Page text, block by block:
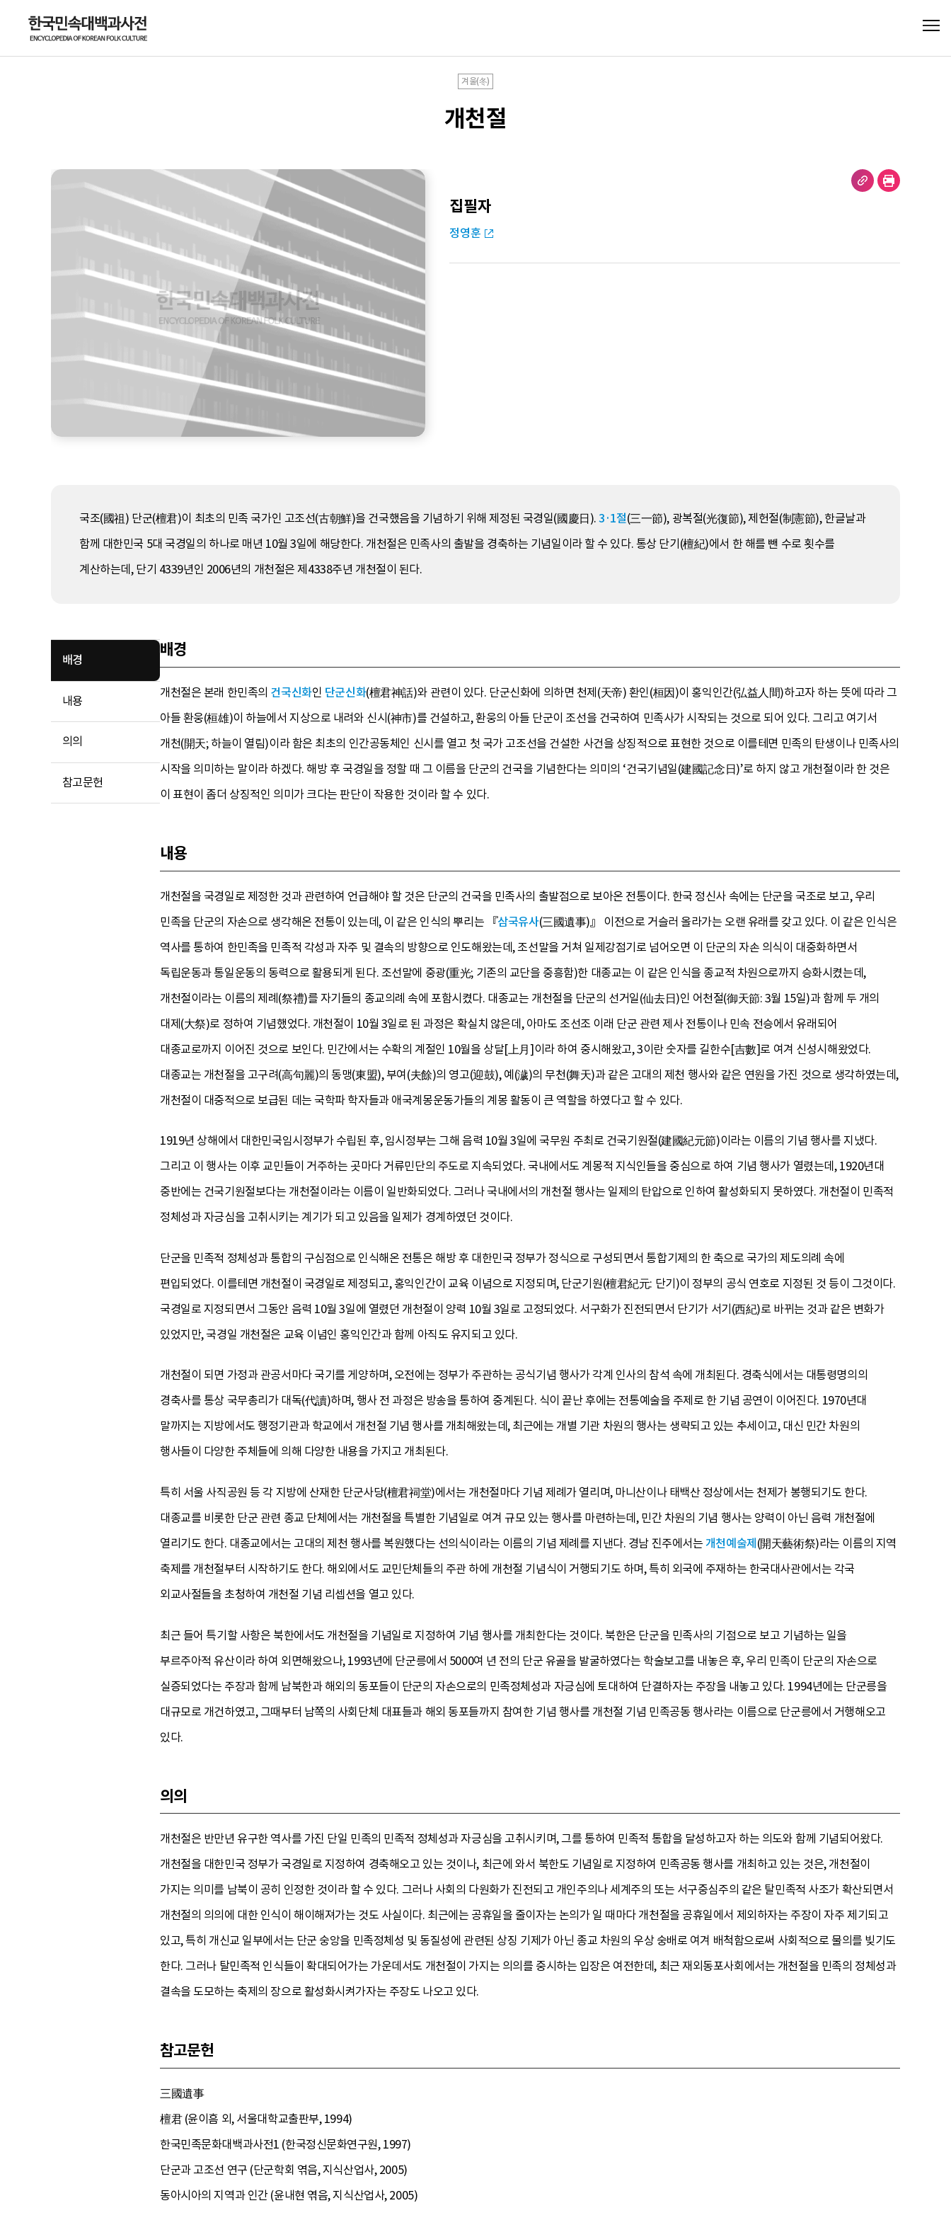
겨울(冬)
개천절
집필자
정영훈
국조(國祖) 단군(檀君)이 최초의 민족 국가인 고조선(古朝鮮)을 건국했음을 기념하기 위해 제정된 국경일(國慶日).3·1절(三一節), 광복절(光復節), 제헌절(制憲節), 한글날과
함께 대한민국 5대 국경일의 하나로 매년 10월 3일에 해당한다. 개천절은 민족사의 출발을 경축하는 기념일이라 할 수 있다. 통상 단기(檀紀)에서 한 해를 뺀 수로 횟수를
계산하는데, 단기 4339년인 2006년의 개천절은 제4338주년 개천절이 된다.
배경
내용
의의
참고문헌
배경
개천절은 본래 한민족의 건국신화인 단군신화(檀君神話)와 관련이 있다. 단군신화에 의하면 천제(天帝) 환인(桓因)이 홍익인간(弘益人間)하고자 하는 뜻에 따라 그
아들 환웅(桓雄)이 하늘에서 지상으로 내려와 신시(神市)를 건설하고, 환웅의 아들 단군이 조선을 건국하여 민족사가 시작되는 것으로 되어 있다. 그리고 여기서
개천(開天; 하늘이 열림)이라 함은 최초의 인간공동체인 신시를 열고 첫 국가 고조선을 건설한 사건을 상징적으로 표현한 것으로 이를테면 민족의 탄생이나 민족사의
시작을 의미하는 말이라 하겠다. 해방 후 국경일을 정할 때 그 이름을 단군의 건국을 기념한다는 의미의 ‘건국기념일(建國記念日)’로 하지 않고 개천절이라 한 것은
이 표현이 좀더 상징적인 의미가 크다는 판단이 작용한 것이라 할 수 있다.
내용
개천절을 국경일로 제정한 것과 관련하여 언급해야 할 것은 단군의 건국을 민족사의 출발점으로 보아온 전통이다. 한국 정신사 속에는 단군을 국조로 보고, 우리
민족을 단군의 자손으로 생각해온 전통이 있는데, 이 같은 인식의 뿌리는 『삼국유사(三國遺事)』 이전으로 거슬러 올라가는 오랜 유래를 갖고 있다. 이 같은 인식은
역사를 통하여 한민족을 민족적 각성과 자주 및 결속의 방향으로 인도해왔는데, 조선말을 거쳐 일제강점기로 넘어오면 이 단군의 자손 의식이 대중화하면서
독립운동과 통일운동의 동력으로 활용되게 된다. 조선말에 중광(重光; 기존의 교단을 중흥함)한 대종교는 이 같은 인식을 종교적 차원으로까지 승화시켰는데,
개천절이라는 이름의 제례(祭禮)를 자기들의 종교의례 속에 포함시켰다. 대종교는 개천절을 단군의 선거일(仙去日)인 어천절(御天節: 3월 15일)과 함께 두 개의
대제(大祭)로 정하여 기념했었다. 개천절이 10월 3일로 된 과정은 확실치 않은데, 아마도 조선조 이래 단군 관련 제사 전통이나 민속 전승에서 유래되어
대종교로까지 이어진 것으로 보인다. 민간에서는 수확의 계절인 10월을 상달[上月]이라 하여 중시해왔고, 3이란 숫자를 길한수[吉數]로 여겨 신성시해왔었다.
대종교는 개천절을 고구려(高句麗)의 동맹(東盟), 부여(夫餘)의 영고(迎鼓), 예(濊)의 무천(舞天)과 같은 고대의 제천 행사와 같은 연원을 가진 것으로 생각하였는데,
개천절이 대중적으로 보급된 데는 국학파 학자들과 애국계몽운동가들의 계몽 활동이 큰 역할을 하였다고 할 수 있다.
1919년 상해에서 대한민국임시정부가 수립된 후, 임시정부는 그해 음력 10월 3일에 국무원 주최로 건국기원절(建國紀元節)이라는 이름의 기념 행사를 지냈다.
그리고 이 행사는 이후 교민들이 거주하는 곳마다 거류민단의 주도로 지속되었다. 국내에서도 계몽적 지식인들을 중심으로 하여 기념 행사가 열렸는데, 1920년대
중반에는 건국기원절보다는 개천절이라는 이름이 일반화되었다. 그러나 국내에서의 개천절 행사는 일제의 탄압으로 인하여 활성화되지 못하였다. 개천절이 민족적
정체성과 자긍심을 고취시키는 계기가 되고 있음을 일제가 경계하였던 것이다.
단군을 민족적 정체성과 통합의 구심점으로 인식해온 전통은 해방 후 대한민국 정부가 정식으로 구성되면서 통합기제의 한 축으로 국가의 제도의례 속에
편입되었다. 이를테면 개천절이 국경일로 제정되고, 홍익인간이 교육 이념으로 지정되며, 단군기원(檀君紀元: 단기)이 정부의 공식 연호로 지정된 것 등이 그것이다.
국경일로 지정되면서 그동안 음력 10월 3일에 열렸던 개천절이 양력 10월 3일로 고정되었다. 서구화가 진전되면서 단기가 서기(西紀)로 바뀌는 것과 같은 변화가
있었지만, 국경일 개천절은 교육 이념인 홍익인간과 함께 아직도 유지되고 있다.
개천절이 되면 가정과 관공서마다 국기를 게양하며, 오전에는 정부가 주관하는 공식기념 행사가 각계 인사의 참석 속에 개최된다. 경축식에서는 대통령명의의
경축사를 통상 국무총리가 대독(代讀)하며, 행사 전 과정은 방송을 통하여 중계된다. 식이 끝난 후에는 전통예술을 주제로 한 기념 공연이 이어진다. 1970년대
말까지는 지방에서도 행정기관과 학교에서 개천절 기념 행사를 개최해왔는데, 최근에는 개별 기관 차원의 행사는 생략되고 있는 추세이고, 대신 민간 차원의
행사들이 다양한 주체들에 의해 다양한 내용을 가지고 개최된다.
특히 서울 사직공원 등 각 지방에 산재한 단군사당(檀君祠堂)에서는 개천절마다 기념 제례가 열리며, 마니산이나 태백산 정상에서는 천제가 봉행되기도 한다.
대종교를 비롯한 단군 관련 종교 단체에서는 개천절을 특별한 기념일로 여겨 규모 있는 행사를 마련하는데, 민간 차원의 기념 행사는 양력이 아닌 음력 개천절에
열리기도 한다. 대종교에서는 고대의 제천 행사를 복원했다는 선의식이라는 이름의 기념 제례를 지낸다. 경남 진주에서는개천예술제 (開天藝術祭)라는 이름의 지역
축제를 개천절부터 시작하기도 한다. 해외에서도 교민단체들의 주관 하에 개천절 기념식이 거행되기도 하며, 특히 외국에 주재하는 한국대사관에서는 각국
외교사절들을 초청하여 개천절 기념 리셉션을 열고 있다.
최근 들어 특기할 사항은 북한에서도 개천절을 기념일로 지정하여 기념 행사를 개최한다는 것이다. 북한은 단군을 민족사의 기점으로 보고 기념하는 일을
부르주아적 유산이라 하여 외면해왔으나, 1993년에 단군릉에서 5000여 년 전의 단군 유골을 발굴하였다는 학술보고를 내놓은 후, 우리 민족이 단군의 자손으로
실증되었다는 주장과 함께 남북한과 해외의 동포들이 단군의 자손으로의 민족정체성과 자긍심에 토대하여 단결하자는 주장을 내놓고 있다. 1994년에는 단군릉을
대규모로 개건하였고, 그때부터 남쪽의 사회단체 대표들과 해외 동포들까지 참여한 기념 행사를 개천절 기념 민족공동 행사라는 이름으로 단군릉에서 거행해오고
있다.
의의
개천절은 반만년 유구한 역사를 가진 단일 민족의 민족적 정체성과 자긍심을 고취시키며, 그를 통하여 민족적 통합을 달성하고자 하는 의도와 함께 기념되어왔다.
개천절을 대한민국 정부가 국경일로 지정하여 경축해오고 있는 것이나, 최근에 와서 북한도 기념일로 지정하여 민족공동 행사를 개최하고 있는 것은, 개천절이
가지는 의미를 남북이 공히 인정한 것이라 할 수 있다. 그러나 사회의 다원화가 진전되고 개인주의나 세계주의 또는 서구중심주의 같은 탈민족적 사조가 확산되면서
개천절의 의의에 대한 인식이 해이해져가는 것도 사실이다. 최근에는 공휴일을 줄이자는 논의가 일 때마다 개천절을 공휴일에서 제외하자는 주장이 자주 제기되고
있고, 특히 개신교 일부에서는 단군 숭앙을 민족정체성 및 동질성에 관련된 상징 기제가 아닌 종교 차원의 우상 숭배로 여겨 배척함으로써 사회적으로 물의를 빚기도
한다. 그러나 탈민족적 인식들이 확대되어가는 가운데서도 개천절이 가지는 의의를 중시하는 입장은 여전한데, 최근 재외동포사회에서는 개천절을 민족의 정체성과
결속을 도모하는 축제의 장으로 활성화시켜가자는 주장도 나오고 있다.
참고문헌
三國遺事
檀君 (윤이흠 외, 서울대학교출판부, 1994)
한국민족문화대백과사전1 (한국정신문화연구원, 1997)
단군과 고조선 연구 (단군학회 엮음, 지식산업사, 2005)
동아시아의 지역과 인간 (윤내현 엮음, 지식산업사, 2005)